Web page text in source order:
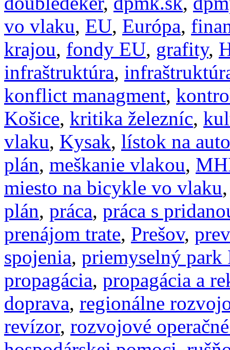
vo vlaku, EU, Európa,
krajou, fondy EU, grafity,
infraštruktúra,
konflict managment,
Košice, kritika železníc,
vlaku, Kysak, lístok na
plán, meškanie vlakou,
miesto na bicykle vo vlaku
plán, práca, práca s
prenájom trate, Prešov,
spojenia, priemyselný park
propagácia, propagácia a
doprava, regionálne
revízor, rozvojové